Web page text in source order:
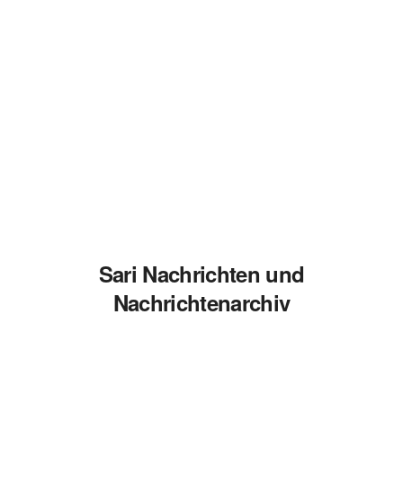
Sari Nachrichten und
Nachrichtenarchiv